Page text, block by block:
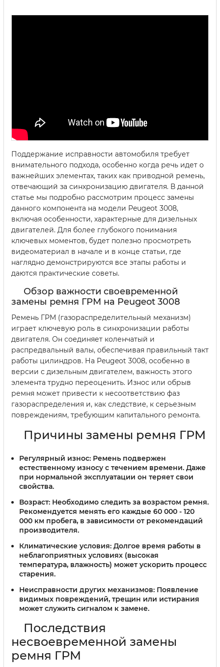
Поддержание исправности автомобиля требует
внимательного подхода, особенно когда речь идет о
важнейших элементах, таких как приводной ремень,
отвечающий за синхронизацию двигателя. В данной
статье мы подробно рассмотрим процесс замены
данного компонента на модели Peugeot 3008,
включая особенности, характерные для дизельных
двигателей. Для более глубокого понимания
ключевых моментов, будет полезно просмотреть
видеоматериал в начале и в конце статьи, где
наглядно демонстрируются все этапы работы и
даются практические советы.
Обзор важности своевременной
замены ремня ГРМ на Peugeot 3008
Ремень ГРМ (газораспределительный механизм)
играет ключевую роль в синхронизации работы
двигателя. Он соединяет коленчатый и
распредвальный валы, обеспечивая правильный такт
работы цилиндров. На Peugeot 3008, особенно в
версии с дизельным двигателем, важность этого
элемента трудно переоценить. Износ или обрыв
ремня может привести к несоответствию фаз
газораспределения и, как следствие, к серьезным
повреждениям, требующим капитального ремонта.
Причины замены ремня ГРМ
Регулярный износ: Ремень подвержен
естественному износу с течением времени. Даже
при нормальной эксплуатации он теряет свои
свойства.
Возраст: Необходимо следить за возрастом ремня.
Рекомендуется менять его каждые 60 000 - 120
000 км пробега, в зависимости от рекомендаций
производителя.
Климатические условия: Долгое время работы в
неблагоприятных условиях (высокая
температура, влажность) может ускорить процесс
старения.
Неисправности других механизмов: Появление
видимых повреждений, трещин или истирания
может служить сигналом к замене.
Последствия
несвоевременной замены
ремня ГРМ